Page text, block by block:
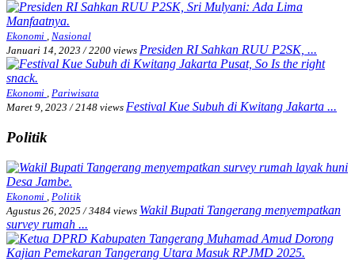
Ekonomi , Nasional
Januari 14, 2023 / 2200 views Presiden RI Sahkan RUU P2SK, ...
Ekonomi , Pariwisata
Maret 9, 2023 / 2148 views Festival Kue Subuh di Kwitang Jakarta ...
Politik
Ekonomi , Politik
Agustus 26, 2025 / 3484 views Wakil Bupati Tangerang menyempatkan
survey rumah ...